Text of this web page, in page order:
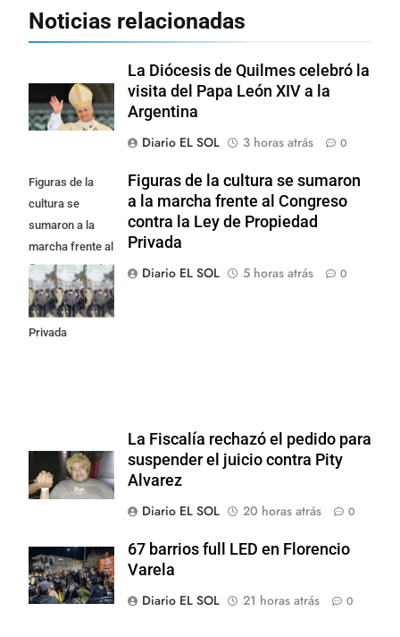
Noticias relacionadas
La Diócesis de Quilmes celebró la
visita del Papa León XIV a la
Argentina
Diario EL SOL
3 horas atrás 0
Figuras de la
cultura se
sumaron a la
marcha frente al
Congreso contra
la Ley de
Propiedad
Privada
Figuras de la cultura se sumaron
a la marcha frente al Congreso
contra la Ley de Propiedad
Privada
Diario EL SOL
5 horas atrás 0
La Fiscalía rechazó el pedido para
suspender el juicio contra Pity
Alvarez
Diario EL SOL
20 horas atrás 0
67 barrios full LED en Florencio
Varela
Diario EL SOL
21 horas atrás 0